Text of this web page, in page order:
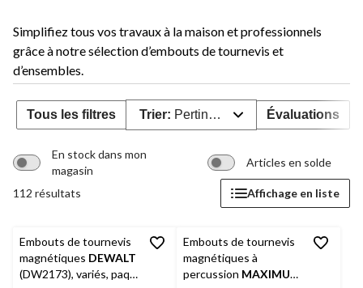
Simplifiez tous vos travaux à la maison et professionnels
grâce à notre sélection d’embouts de tournevis et
d’ensembles.
Tous les filtres Trier: Pertinence Évaluations
En stock dans mon
magasin
Articles en solde
112 résultats Affichage en liste
Embouts de tournevis
magnétiques DEWALT
(DW2173), variés, paq.
Embouts de tournevis
magnétiques à
percussion MAXIMUM